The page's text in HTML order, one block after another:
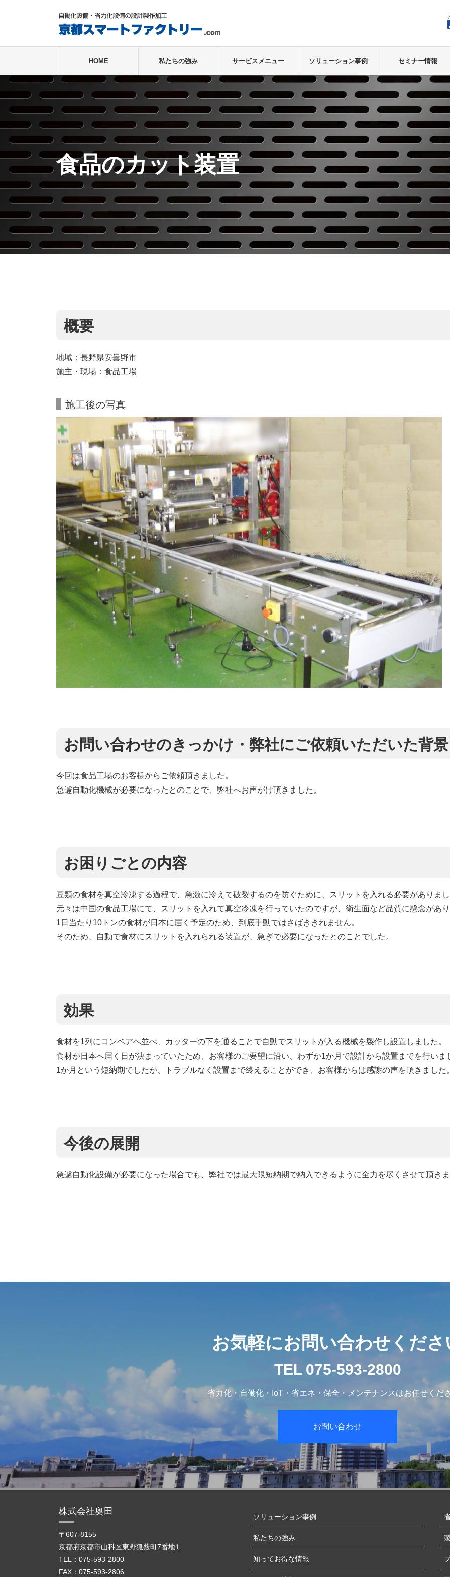
HOME 私たちの強み サービスメニュー ソリューション事例 セミナー情報
食品のカット装置
概要
地域：長野県安曇野市
施主・現場：食品工場
施工後の写真
お問い合わせのきっかけ・弊社にご依頼いただいた背景
今回は食品工場のお客様からご依頼頂きました。
急遽自動化機械が必要になったとのことで、弊社へお声がけ頂きました。
お困りごとの内容
豆類の食材を真空冷凍する過程で、急激に冷えて破裂するのを防ぐために、スリットを入れる必要がありま
元々は中国の食品工場にて、スリットを入れて真空冷凍を行っていたのですが、衛生面など品質に懸念があ
1日当たり10トンの食材が日本に届く予定のため、到底手動ではさばききれません。
そのため、自動で食材にスリットを入れられる装置が、急ぎで必要になったとのことでした。
効果
食材を1列にコンベアへ並べ、カッターの下を通ることで自動でスリットが入る機械を製作し設置しました。
食材が日本へ届く日が決まっていたため、お客様のご要望に沿い、わずか1か月で設計から設置までを行いま
1か月という短納期でしたが、トラブルなく設置まで終えることができ、お客様からは感謝の声を頂きました
今後の展開
急遽自動化設備が必要になった場合でも、弊社では最大限短納期で納入できるように全力を尽くさせて頂き
お気軽にお問い合わせくださ
TEL 075-593-2800
省力化・自働化・IoT・省エネ・保全・メンテナンスはお任せくだ
お問い合わせ
株式会社奥田
〒607-8155
京都府京都市山科区東野狐薮町7番地1
TEL：075-593-2800
FAX：075-593-2806
ソリューション事例
私たちの強み
知ってお得な情報